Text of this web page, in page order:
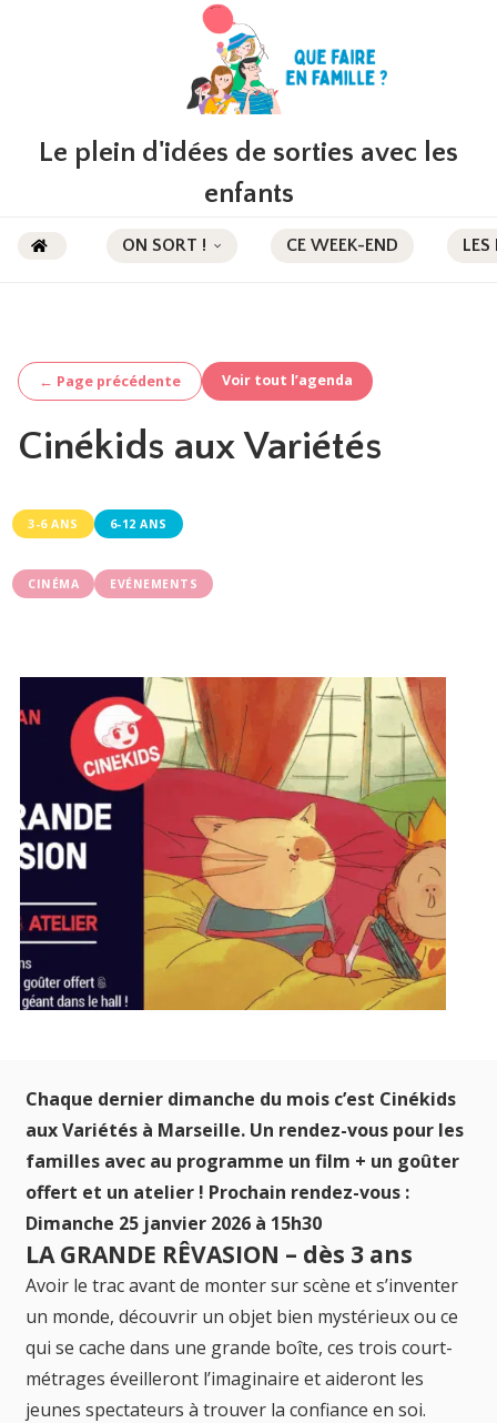
Le plein d'idées de sorties avec les
enfants
ON SORT ! CE WEEK-END LES
← Page précédente Voir tout l’agenda
Cinékids aux Variétés
3-6 ANS 6-12 ANS
CINÉMA EVÉNEMENTS
Chaque dernier dimanche du mois c’est Cinékids
aux Variétés à Marseille. Un rendez-vous pour les
familles avec au programme un film + un goûter
offert et un atelier ! Prochain rendez-vous :
Dimanche 25 janvier 2026 à 15h30
LA GRANDE RÊVASION – dès 3 ans
Avoir le trac avant de monter sur scène et s’inventer
un monde, découvrir un objet bien mystérieux ou ce
qui se cache dans une grande boîte, ces trois court-
métrages éveilleront l’imaginaire et aideront les
jeunes spectateurs à trouver la confiance en soi.